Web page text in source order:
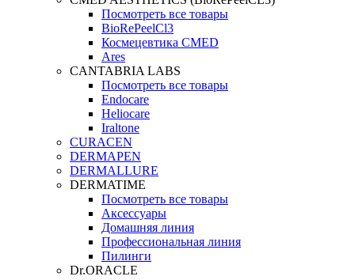
Посмотреть все товары
BioRePeelCl3
Космецевтика CMED
Ares
CANTABRIA LABS
Посмотреть все товары
Endocare
Heliocare
Iraltone
CURACEN
DERMAPEN
DERMALLURE
DERMATIME
Посмотреть все товары
Аксессуары
Домашняя линия
Профессиональная линия
Пилинги
Dr.ORACLE